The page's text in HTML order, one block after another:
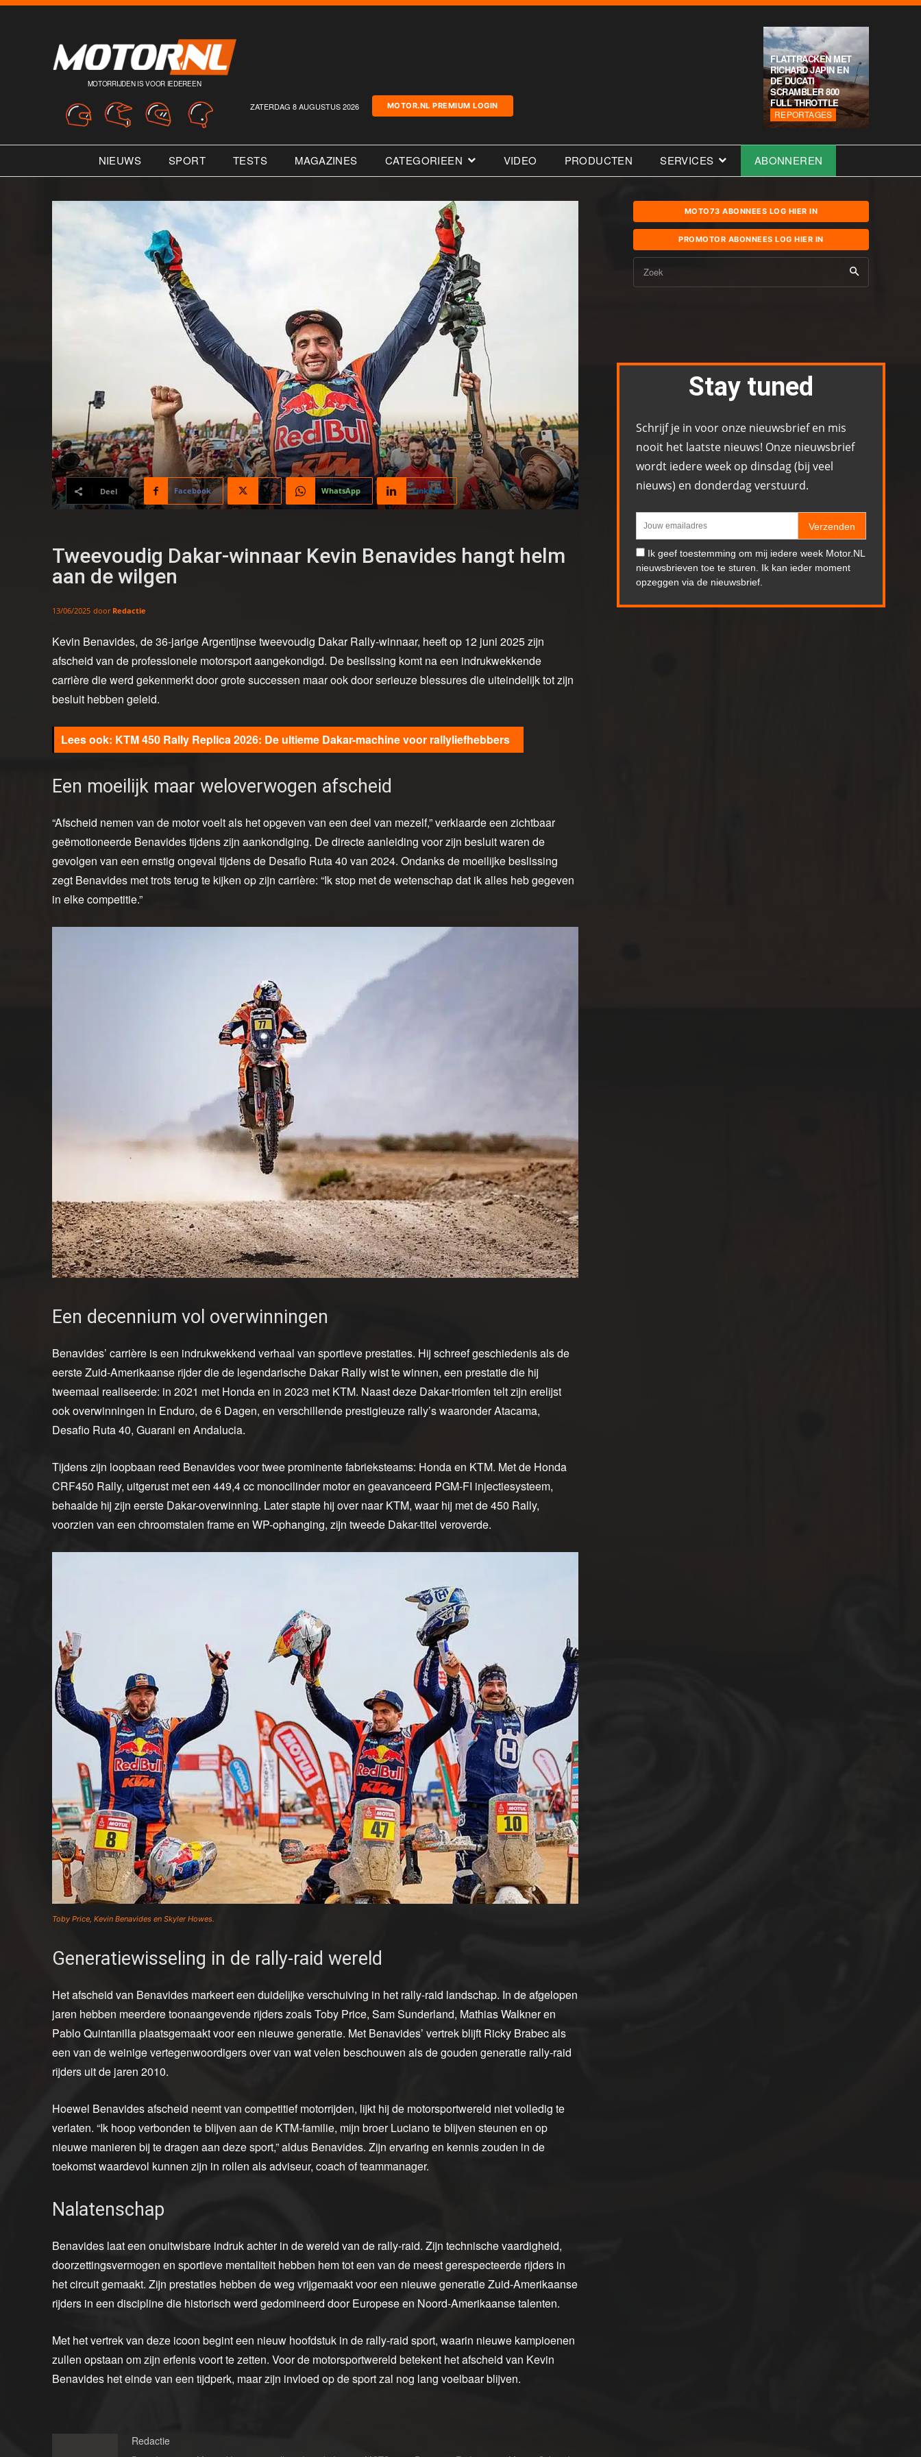
MOTORRIJDEN IS VOOR IEDEREEN
ZATERDAG 8 AUGUSTUS 2026 MOTOR.NL PREMIUM LOGIN
FLATTRACKEN MET
RICHARD JAPIN EN
DE DUCATI
SCRAMBLER 800
FULL THROTTLE
REPORTAGES
NIEUWS SPORT TESTS MAGAZINES CATEGORIEEN VIDEO PRODUCTEN SERVICES ABONNEREN
Deel Facebook X WhatsApp Linkedin
Tweevoudig Dakar-winnaar Kevin Benavides hangt helm
aan de wilgen
13/06/2025 door Redactie
Kevin Benavides, de 36-jarige Argentijnse tweevoudig Dakar Rally-winnaar, heeft op 12 juni 2025 zijn
afscheid van de professionele motorsport aangekondigd. De beslissing komt na een indrukwekkende
carrière die werd gekenmerkt door grote successen maar ook door serieuze blessures die uiteindelijk tot zijn
besluit hebben geleid.
KTM 450 Rally Replica 2026: De ultieme Dakar-machine voor rallyliefhebbers
Een moeilijk maar weloverwogen afscheid
“Afscheid nemen van de motor voelt als het opgeven van een deel van mezelf,” verklaarde een zichtbaar
geëmotioneerde Benavides tijdens zijn aankondiging. De directe aanleiding voor zijn besluit waren de
gevolgen van een ernstig ongeval tijdens de Desafio Ruta 40 van 2024. Ondanks de moeilijke beslissing
zegt Benavides met trots terug te kijken op zijn carrière: “Ik stop met de wetenschap dat ik alles heb gegeven
in elke competitie.”
Een decennium vol overwinningen
Benavides’ carrière is een indrukwekkend verhaal van sportieve prestaties. Hij schreef geschiedenis als de
eerste Zuid-Amerikaanse rijder die de legendarische Dakar Rally wist te winnen, een prestatie die hij
tweemaal realiseerde: in 2021 met Honda en in 2023 met KTM. Naast deze Dakar-triomfen telt zijn erelijst
ook overwinningen in Enduro, de 6 Dagen, en verschillende prestigieuze rally’s waaronder Atacama,
Desafio Ruta 40, Guarani en Andalucia.
Tijdens zijn loopbaan reed Benavides voor twee prominente fabrieksteams: Honda en KTM. Met de Honda
CRF450 Rally, uitgerust met een 449,4 cc monocilinder motor en geavanceerd PGM-FI injectiesysteem,
behaalde hij zijn eerste Dakar-overwinning. Later stapte hij over naar KTM, waar hij met de 450 Rally,
voorzien van een chroomstalen frame en WP-ophanging, zijn tweede Dakar-titel veroverde.
Toby Price, Kevin Benavides en Skyler Howes.
Generatiewisseling in de rally-raid wereld
Het afscheid van Benavides markeert een duidelijke verschuiving in het rally-raid landschap. In de afgelopen
jaren hebben meerdere toonaangevende rijders zoals Toby Price, Sam Sunderland, Mathias Walkner en
Pablo Quintanilla plaatsgemaakt voor een nieuwe generatie. Met Benavides’ vertrek blijft Ricky Brabec als
een van de weinige vertegenwoordigers over van wat velen beschouwen als de gouden generatie rally-raid
rijders uit de jaren 2010.
Hoewel Benavides afscheid neemt van competitief motorrijden, lijkt hij de motorsportwereld niet volledig te
verlaten. “Ik hoop verbonden te blijven aan de KTM-familie, mijn broer Luciano te blijven steunen en op
nieuwe manieren bij te dragen aan deze sport,” aldus Benavides. Zijn ervaring en kennis zouden in de
toekomst waardevol kunnen zijn in rollen als adviseur, coach of teammanager.
Nalatenschap
Benavides laat een onuitwisbare indruk achter in de wereld van de rally-raid. Zijn technische vaardigheid,
doorzettingsvermogen en sportieve mentaliteit hebben hem tot een van de meest gerespecteerde rijders in
het circuit gemaakt. Zijn prestaties hebben de weg vrijgemaakt voor een nieuwe generatie Zuid-Amerikaanse
rijders in een discipline die historisch werd gedomineerd door Europese en Noord-Amerikaanse talenten.
Met het vertrek van deze icoon begint een nieuw hoofdstuk in de rally-raid sport, waarin nieuwe kampioenen
zullen opstaan om zijn erfenis voort te zetten. Voor de motorsportwereld betekent het afscheid van Kevin
Benavides het einde van een tijdperk, maar zijn invloed op de sport zal nog lang voelbaar blijven.
Redactie
MOTO73 ABONNEES LOG HIER IN
PROMOTOR ABONNEES LOG HIER IN
Zoek
Stay tuned
Schrijf je in voor onze nieuwsbrief en mis
nooit het laatste nieuws! Onze nieuwsbrief
wordt iedere week op dinsdag (bij veel
nieuws) en donderdag verstuurd.
Verzenden
Ik geef toestemming om mij iedere week Motor.NL
nieuwsbrieven toe te sturen. Ik kan ieder moment
opzeggen via de nieuwsbrief.